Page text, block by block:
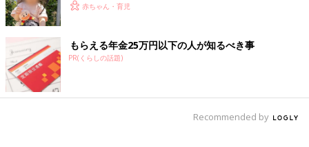
chekoさんは100均で購入した板と金具でとってもおしゃれなイ
ンテリアをDIY。やすりで擦ってアンティーク感を出したそうで
すよ♪ 少しの工夫でこんなにおしゃれに仕上がるなんて、真似し
たくなっちゃいますよね(^^)
コースターもインテリアに使えちゃう！
赤ちゃん・育児
もらえる年金25万円以下の人が知るべき事
PR(くらしの話題)
Recommended by